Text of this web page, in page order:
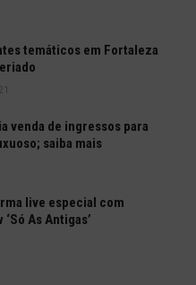
temáticos em Fortaleza
venda de ingressos para
saiba mais
live especial com
As Antigas’